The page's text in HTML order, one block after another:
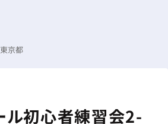
東京都
ル初心者練習会2-